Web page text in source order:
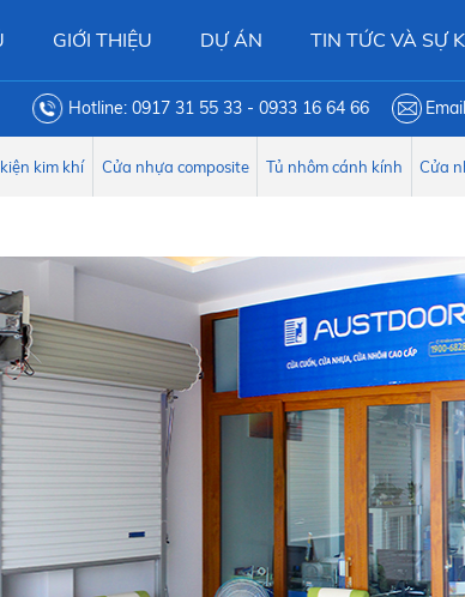
GIỚI THIỆU DỰ ÁN TIN TỨC VÀ SỰ
Hotline: 0917 31 55 33 - 0933 16 64 66
kim khí Cửa nhựa composite Tủ nhôm cánh kính Cửa